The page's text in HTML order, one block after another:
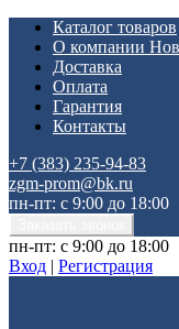
Каталог товаров
О компании
Доставка
Оплата
Гарантия
Контакты
+7 (383) 235-94-83
zgm-prom@bk.ru
пн-пт: с 9:00 до 18:00
пн-пт: с 9:00 до 18:00
Вход | Регистрация